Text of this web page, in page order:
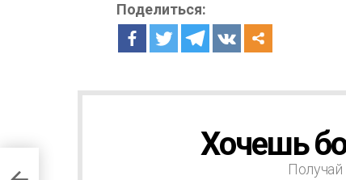
Поделиться:
Хочешь